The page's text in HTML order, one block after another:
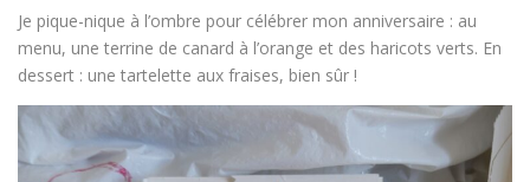
Je pique-nique à l’ombre pour célébrer mon anniversaire : au
menu, une terrine de canard à l’orange et des haricots verts. En
dessert : une tartelette aux fraises, bien sûr !